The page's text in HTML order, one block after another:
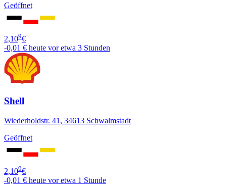
Geöffnet
2,109€
-0,01 € heute vor etwa 3 Stunden
Shell
Wiederholdstr. 41, 34613 Schwalmstadt
Geöffnet
2,109€
-0,01 € heute vor etwa 1 Stunde